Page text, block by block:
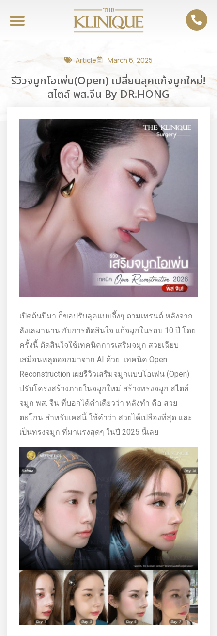
Article March 6, 2025
รีวิวจมูกโอเพ่น(Open) เปลี่ยนลุคแก้จมูกใหม่!
สไตล์ พส.จีน By DR.HONG
เปิดต้นปีมา ก็ขอปรับลุคแบบจึ้งๆ ตามเทรนด์ หลังจาก
ลังเลมานาน กับการตัดสินใจ แก้จมูกในรอบ 10 ปี โดย
ครั้งนี้ ตัดสินใจใช้เทคนิคการเสริมจมูก สวยเฉียบ
เสมือนหลุดออกมาจาก AI ด้วย เทคนิค Open
Reconstruction เผยรีวิวเสริมจมูกแบบโอเพ่น (Open)
ปรับโครงสร้างภายในจมูกใหม่ สร้างทรงจมูก สไตล์
จมูก พส. จีน ที่บอกได้คำเดียวว่า หลังทำ คือ สวย
ตะโกน สำหรับเคสนี้ ใช้คำว่า สวยได้เปลืองที่สุด และ
เป็นทรงจมูก ที่มาแรงสุดๆ ในปี 2025 นี้เลย